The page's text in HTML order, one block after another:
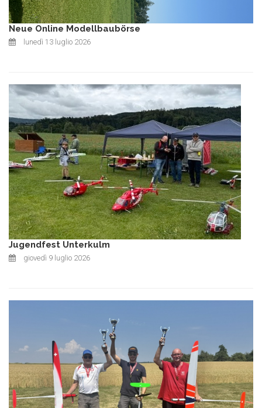
Neue Online Modellbaubörse
lunedì 13 luglio 2026
Jugendfest Unterkulm
giovedì 9 luglio 2026